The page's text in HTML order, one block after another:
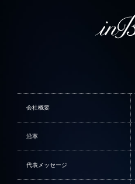
会社概要
沿革
代表メッセージ